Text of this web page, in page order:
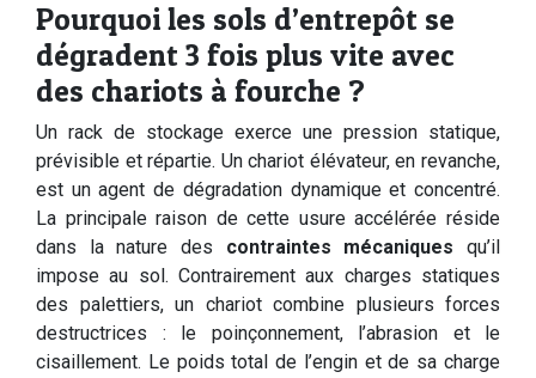
Pourquoi les sols d’entrepôt se
dégradent 3 fois plus vite avec
des chariots à fourche ?
Un rack de stockage exerce une pression statique,
prévisible et répartie. Un chariot élévateur, en revanche,
est un agent de dégradation dynamique et concentré.
La principale raison de cette usure accélérée réside
dans la nature des contraintes mécaniques qu’il
impose au sol. Contrairement aux charges statiques
des palettiers, un chariot combine plusieurs forces
destructrices : le poinçonnement, l’abrasion et le
cisaillement. Le poids total de l’engin et de sa charge